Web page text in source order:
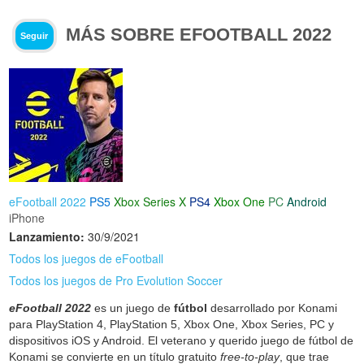
Seguir MÁS SOBRE EFOOTBALL 2022
eFootball 2022 PS5 Xbox Series X PS4 Xbox One PC Android
iPhone
Lanzamiento: 30/9/2021
Todos los juegos de eFootball
Todos los juegos de Pro Evolution Soccer
eFootball 2022 es un juego defútbol desarrollado por Konami
para PlayStation 4, PlayStation 5, Xbox One, Xbox Series, PC y
dispositivos iOS y Android. El veterano y querido juego de fútbol de
Konami se convierte en un título gratuitofree-to-play, que trae